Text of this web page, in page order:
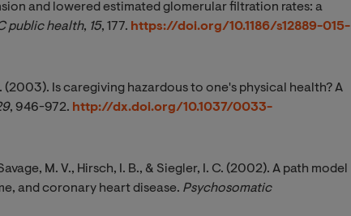
and lowered estimated glomerular filtration rates: a
public health, 15, 177. https://doi.org/10.1186/s12889-015-
(2003). Is caregiving hazardous to one's physical health? A
, 946-972. http://dx.doi.org/10.1037/0033-
M. V., Hirsch, I. B., & Siegler, I. C. (2002). A path model
and coronary heart disease. Psychosomatic